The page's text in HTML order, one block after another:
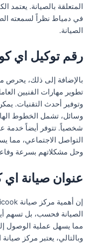
في دمياط نظراً لسمعته
الصيانة.
رقم توكيل اي
تطوير مهارات الفنيين
وتوفير أحدث التقنيات.
وسائل، تشمل الخطوط
شخصياً. تتوفر أيضاً خدمة
التواصل الاجتماعي، مما
وحل مشكلاتهم بسرعة
عنوان صيانة
الصيانة فحسب، بل تسهم
مما يسهل عملية الوصول
وبالتالي، يعتبر مركز